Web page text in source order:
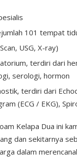
101 tempat
USG, X-ray)
terdiri dari
serologi, hormon
terdiri dari
(ECG / EKG),
Kelapa Dua ini
dan sekitarnya
dalam